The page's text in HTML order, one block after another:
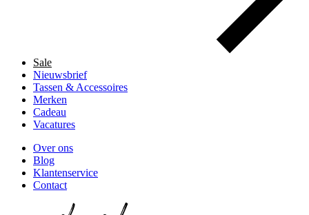
Sale
Nieuwsbrief
Tassen & Accessoires
Merken
Cadeau
Vacatures
Over ons
Blog
Klantenservice
Contact